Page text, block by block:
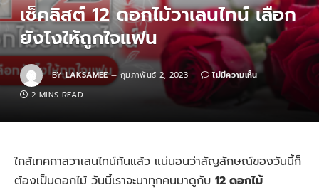
เช็คลิสต์ 12 ดอกไม้วาเลนไทน์ เลือก
ยังไงให้ถูกใจแฟน
BY LAKSAMEE กุมภาพันธ์ 2, 2023
ไม่มีความเห็น
2 MINS READ
ใกล้เทศกาลวาเลนไทน์กันแล้ว แน่นอนว่าสัญลักษณ์ของวันนี้ก็
ต้องเป็นดอกไม้ วันนี้เราจะมาทุกคนมาดูกับ 12 ดอกไม้